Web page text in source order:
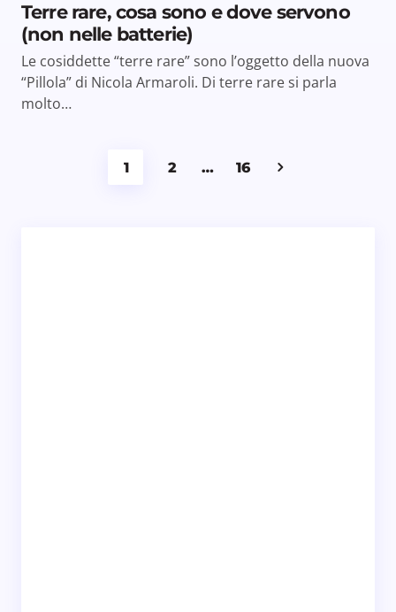
Terre rare, cosa sono e dove servono
(non nelle batterie)
Le cosiddette “terre rare” sono l’oggetto della nuova
“Pillola” di Nicola Armaroli. Di terre rare si parla
molto…
1 2 … 16